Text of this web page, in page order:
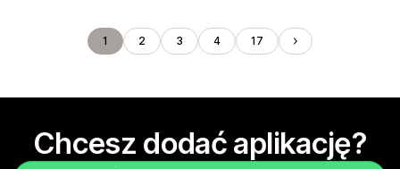
1 2 3 4 17
Chcesz dodać aplikację?